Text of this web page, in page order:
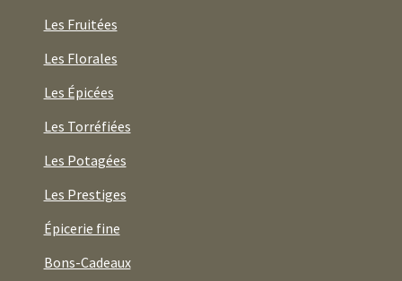
Les Fruitées
Les Florales
Les Épicées
Les Torréfiées
Les Potagées
Les Prestiges
Épicerie fine
Bons-Cadeaux